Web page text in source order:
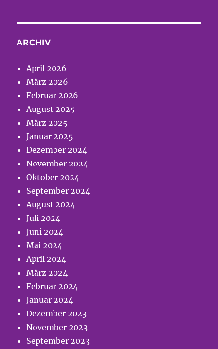
ARCHIV
April 2026
März 2026
Februar 2026
August 2025
März 2025
Januar 2025
Dezember 2024
November 2024
Oktober 2024
September 2024
August 2024
Juli 2024
Juni 2024
Mai 2024
April 2024
März 2024
Februar 2024
Januar 2024
Dezember 2023
November 2023
September 2023